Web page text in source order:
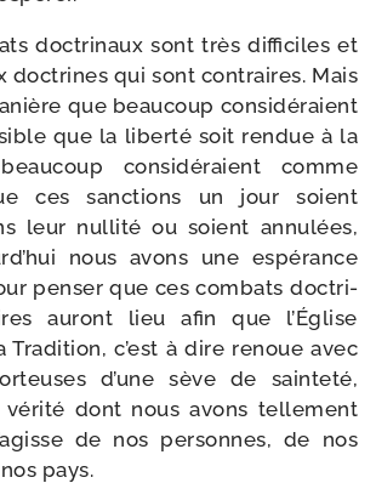
doc­tri­naux sont très dif­fi­ciles et
doc­trines qui sont contraires. Mais
que beau­coup consi­dé­raient
que la liber­té soit ren­due à la
consi­dé­raient comme
ces sanc­tions un jour soient
leur nul­li­té ou soient annu­lées,
nous avons une espé­rance
pen­ser que ces com­bats doc­tri­
auront lieu afin que l’Église
Tradition, c’est à dire renoue avec
d’une sève de sain­te­té,
véri­té dont nous avons tel­le­ment
de nos per­sonnes, de nos
pays.